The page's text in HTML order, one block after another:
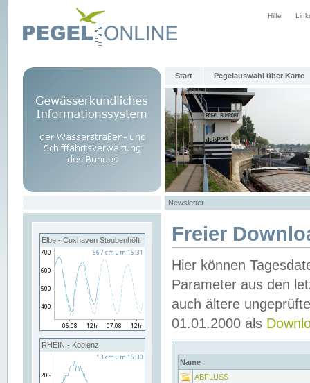
Hilfe
Start Pegelauswahl über Karte
Newsletter
Elbe - Cuxhaven Steubenhöft
RHEIN - Koblenz
Freier
Hier können
Parameter aus den
auch ältere
01.01.2000 als
Name
ABFLUSS